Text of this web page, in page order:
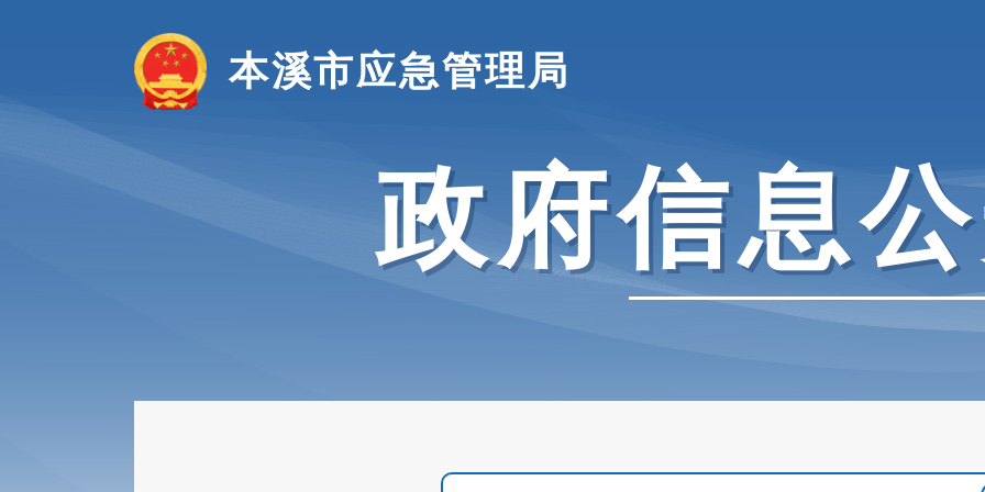
本溪市应急管理局
政府信息